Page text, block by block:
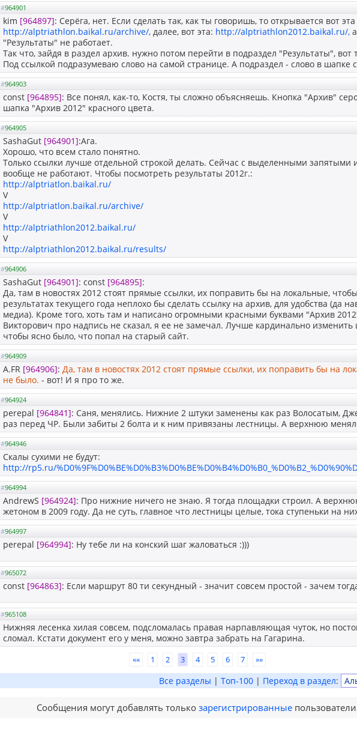
#964901
kim [964897]: Серёга, нет. Если сделать так, как ты говоришь, то открывается вот
http://alptriathlon.baikal.ru/archive/, далее, вот эта: http://alptriathlon2012.baikal.ru/,
"Результаты" не работает.
Так что, зайдя в раздел архив. нужно потом перейти в подраздел "Результаты", вот
Под ссылкой подразумеваю слово на самой странице. А подраздел - слово в шапке
#964903
const [964895]: Все понял, как-то, Костя, ты сложно объясняешь. Кнопка "Архив"
шапка "Архив 2012" красного цвета.
#964905
SashaGut [964901]:Ага.
Хорошо, что всем стало понятно.
Только ссылки лучше отдельной строкой делать. Сейчас с выделенными
вообще не работают. Чтобы посмотреть результаты 2012г.:
http://alptriatlon.baikal.ru/
V
http://alptriatlon.baikal.ru/archive/
V
http://alptriathlon2012.baikal.ru/
V
http://alptriathlon2012.baikal.ru/results/
#964906
SashaGut [964901]: const [964895]:
Да, там в новостях 2012 стоят прямые ссылки, их поправить бы на локальные,
результатах текущего года неплохо бы сделать ссылку на архив, для удобства (да
медиа). Кроме того, хоть там и написано огромными красными буквами "Архив
Викторович про надпись не сказал, я ее не замечал. Лучше кардинально
чтобы ясно было, что попал на старый сайт.
#964909
A.FR [964906]: Да, там в новостях 2012 стоят прямые ссылки, их поправить бы на
не было. - вот! И я про то же.
#964924
perepal [964841]: Саня, менялись. Нижние 2 штуки заменены как раз Волосатым,
раз перед ЧР. Были забиты 2 болта и к ним привязаны лестницы. А верхнюю
#964946
Скалы сухими не будут:
http://rp5.ru/
#964994
AndrewS [964924]: Про нижние ничего не знаю. Я тогда площадки строил. А
жетоном в 2009 году. Да не суть, главное что лестницы целые, тока ступеньки на
#964997
perepal [964994]: Ну тебе ли на конский шаг жаловаться :)))
#965072
const [964863]: Если маршрут 80 ти секундный - значит совсем простой - зачем
#965108
Нижняя лесенка хилая совсем, подсломалась правая нарпавляющая чуток, но
сломал. Кстати документ его у меня, можно завтра забрать на Гагарина.
«« 1 2 3 4 5 6 7 »»
Все разделы | Топ-100 | Переход в раздел:
Сообщения могут добавлять только зарегистрированные